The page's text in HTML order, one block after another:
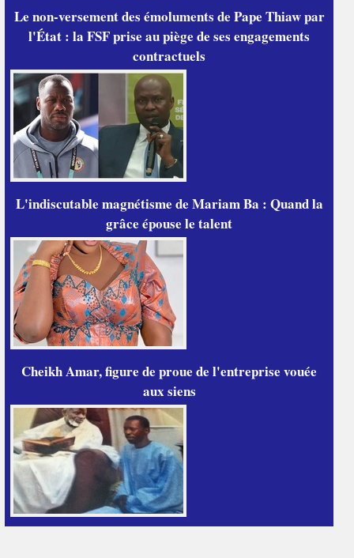
Le non-versement des émoluments de Pape Thiaw par
l'État : la FSF prise au piège de ses engagements
contractuels
L'indiscutable magnétisme de Mariam Ba : Quand la
grâce épouse le talent
Cheikh Amar, figure de proue de l'entreprise vouée
aux siens